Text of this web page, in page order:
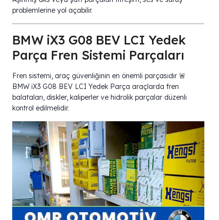
problemlerine yol açabilir.
BMW iX3 G08 BEV LCI Yedek
Parça Fren Sistemi Parçaları
Fren sistemi, araç güvenliğinin en önemli parçasıdır 🚨
BMW iX3 G08 BEV LCI Yedek Parça araçlarda fren
balataları, diskler, kaliperler ve hidrolik parçalar düzenli
kontrol edilmelidir.